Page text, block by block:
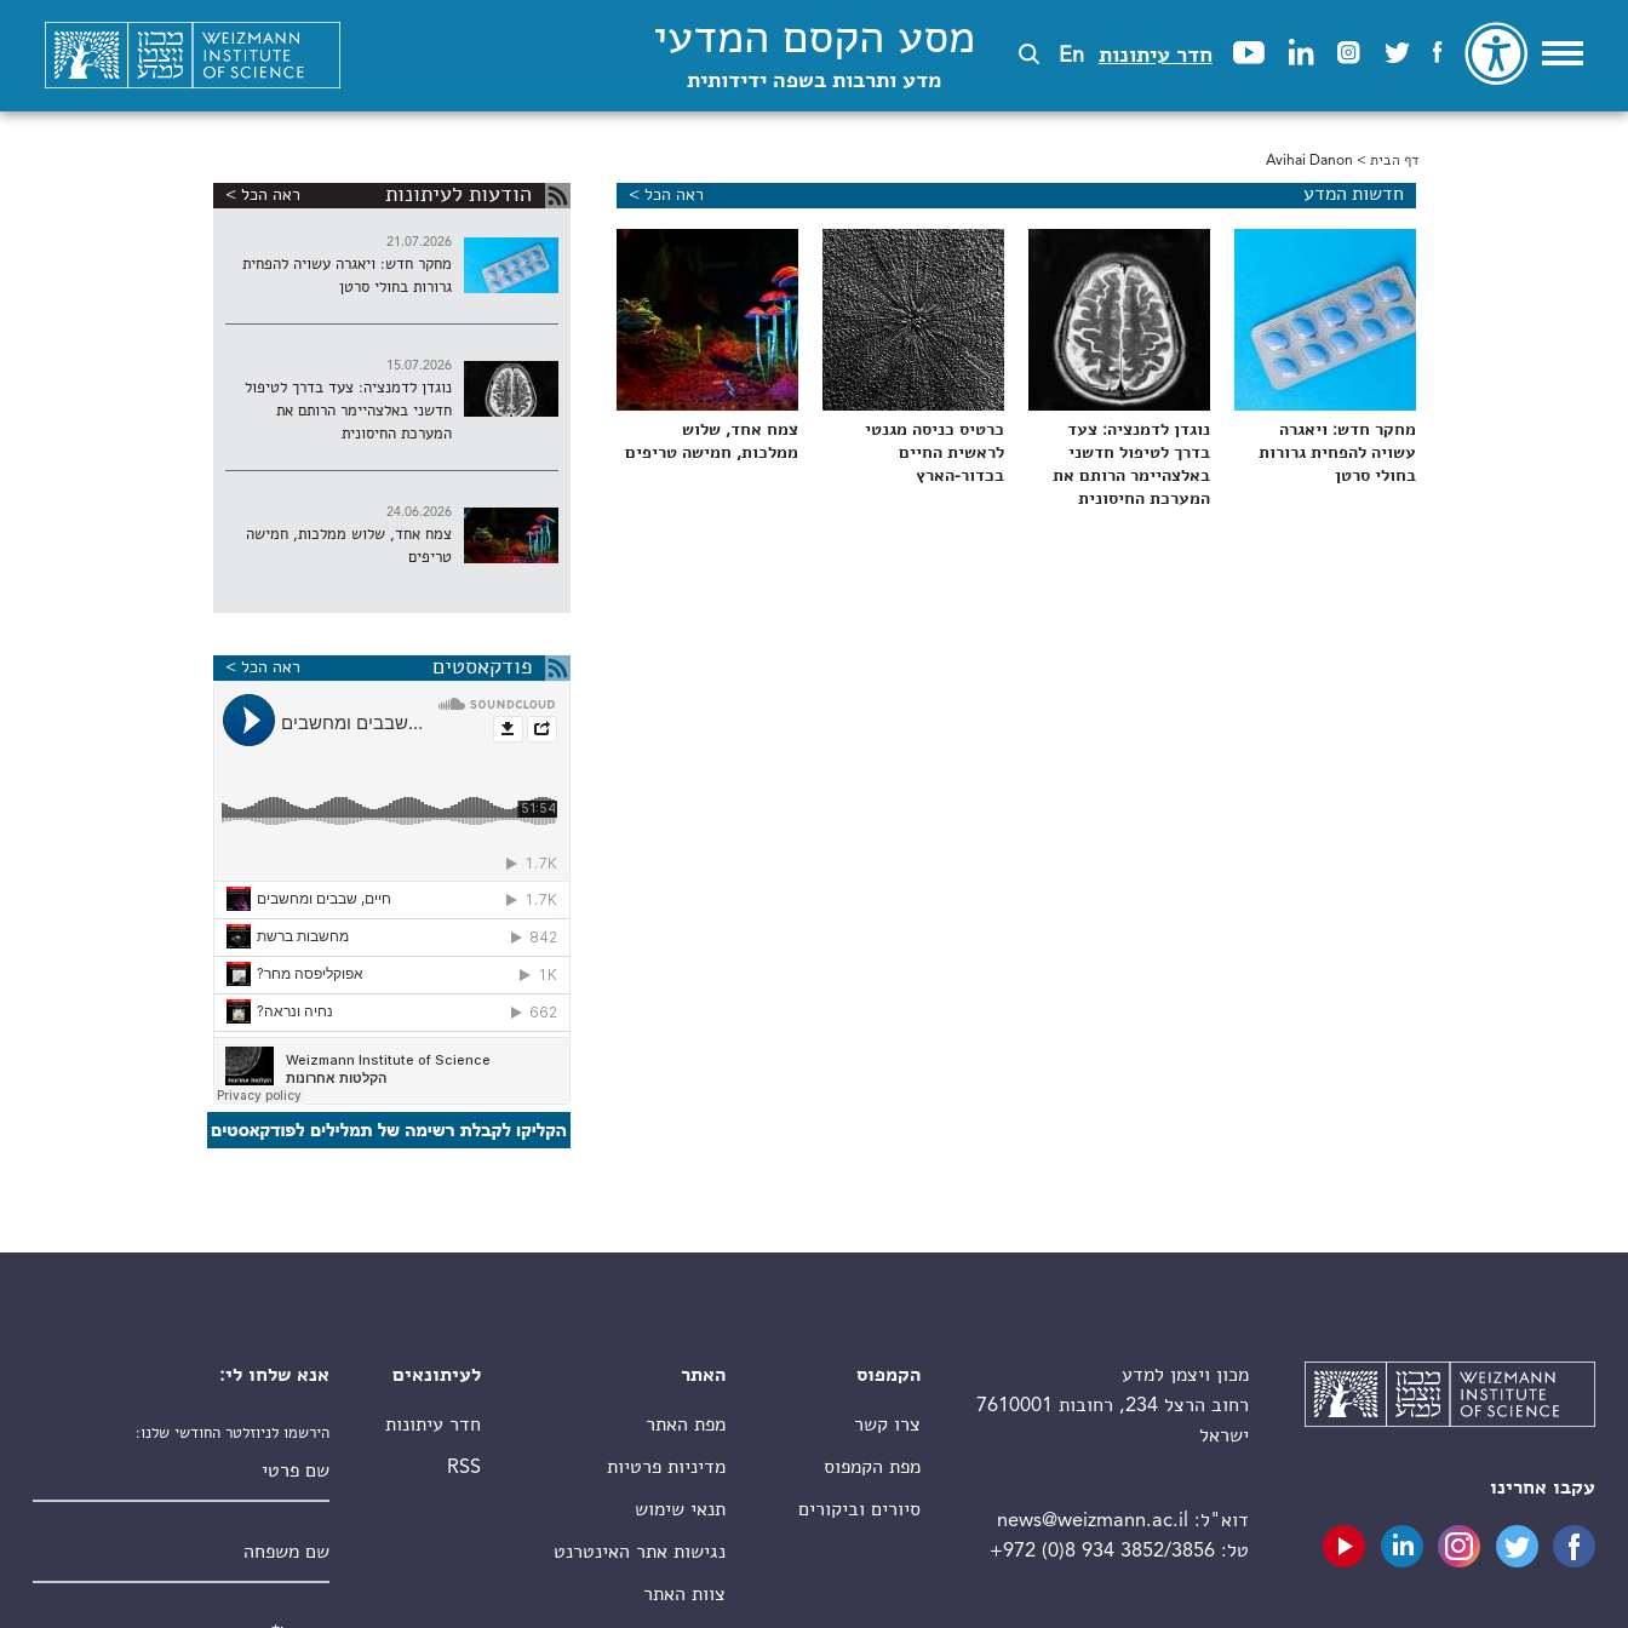
חדר עיתונות En מסע הקסם המדעי
מדע ותרבות בשפה ידידותית
הינך נמצא כאן
דף הבית > Avihai Danon
חדשות המדע ראה הכל >
מחקר חדש: ויאגרה
עשויה להפחית גרורות
בחולי סרטן
נוגדן לדמנציה: צעד
בדרך לטיפול חדשני
באלצהיימר הרותם את
המערכת החיסונית
כרטיס כניסה מגנטי
לראשית החיים
בכדור-הארץ
צמח אחד, שלוש
ממלכות, חמישה טריפים
הודעות לעיתונות ראה הכל >
21.07.2026
מחקר חדש: ויאגרה עשויה להפחית
גרורות בחולי סרטן
15.07.2026
נוגדן לדמנציה: צעד בדרך לטיפול
חדשני באלצהיימר הרותם את
המערכת החיסונית
24.06.2026
צמח אחד, שלוש ממלכות, חמישה
טריפים
פודקאסטים ראה הכל >
עקבו אחרינו
מכון ויצמן למדע
רחוב הרצל 234, רחובות 7610001
ישראל
דוא"ל:
news@weizmann.ac.il
טל:+972 (0)8 934 3852/3856
הקמפוס
צרו קשר
מפת הקמפוס
סיורים וביקורים
האתר
מפת האתר
מדיניות פרטיות
תנאי שימוש
נגישות אתר האינטרנט
צוות האתר
לעיתונאים
חדר עיתונות
RSS
אנא שלחו לי:
הירשמו לניוזלטר החודשי שלנו: